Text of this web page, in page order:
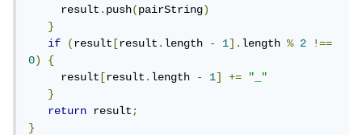
     result
.push(pairString)
}
if
(result[result.length - 1].length % 2
!==
0)
{
     result
[result.length - 1] +=
"_"
}
return result;
}